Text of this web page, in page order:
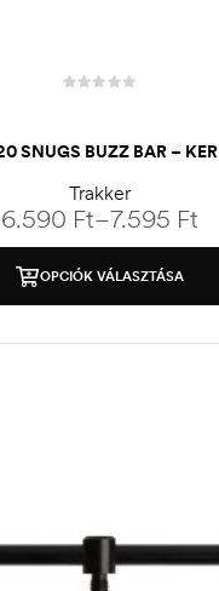
SNUGS BUZZ BAR –
Trakker
6.590 Ft–7.595 Ft
OPCIÓK VÁLASZTÁSA